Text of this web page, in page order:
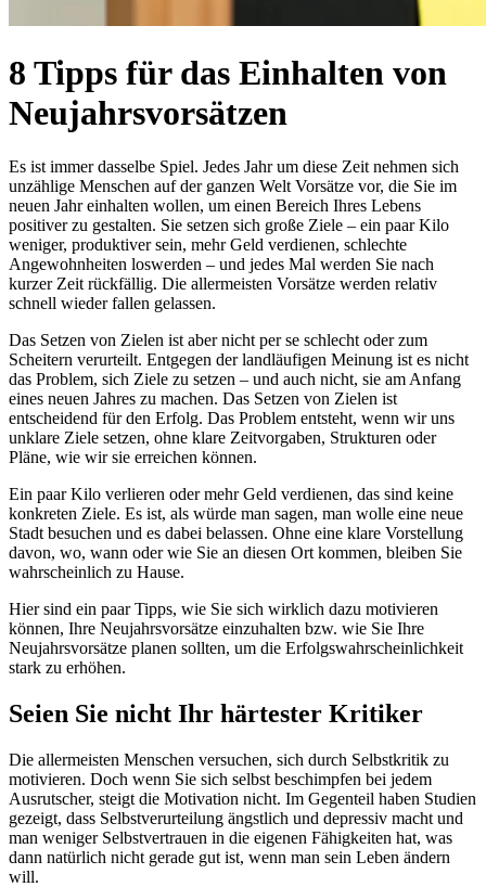
8 Tipps für das Einhalten von
Neujahrsvorsätzen
Es ist immer dasselbe Spiel. Jedes Jahr um diese Zeit nehmen sich
unzählige Menschen auf der ganzen Welt Vorsätze vor, die Sie im
neuen Jahr einhalten wollen, um einen Bereich Ihres Lebens
positiver zu gestalten. Sie setzen sich große Ziele – ein paar Kilo
weniger, produktiver sein, mehr Geld verdienen, schlechte
Angewohnheiten loswerden – und jedes Mal werden Sie nach
kurzer Zeit rückfällig. Die allermeisten Vorsätze werden relativ
schnell wieder fallen gelassen.
Das Setzen von Zielen ist aber nicht per se schlecht oder zum
Scheitern verurteilt. Entgegen der landläufigen Meinung ist es nicht
das Problem, sich Ziele zu setzen – und auch nicht, sie am Anfang
eines neuen Jahres zu machen. Das Setzen von Zielen ist
entscheidend für den Erfolg. Das Problem entsteht, wenn wir uns
unklare Ziele setzen, ohne klare Zeitvorgaben, Strukturen oder
Pläne, wie wir sie erreichen können.
Ein paar Kilo verlieren oder mehr Geld verdienen, das sind keine
konkreten Ziele. Es ist, als würde man sagen, man wolle eine neue
Stadt besuchen und es dabei belassen. Ohne eine klare Vorstellung
davon, wo, wann oder wie Sie an diesen Ort kommen, bleiben Sie
wahrscheinlich zu Hause.
Hier sind ein paar Tipps, wie Sie sich wirklich dazu motivieren
können, Ihre Neujahrsvorsätze einzuhalten bzw. wie Sie Ihre
Neujahrsvorsätze planen sollten, um die Erfolgswahrscheinlichkeit
stark zu erhöhen.
Seien Sie nicht Ihr härtester Kritiker
Die allermeisten Menschen versuchen, sich durch Selbstkritik zu
motivieren. Doch wenn Sie sich selbst beschimpfen bei jedem
Ausrutscher, steigt die Motivation nicht. Im Gegenteil haben Studien
gezeigt, dass Selbstverurteilung ängstlich und depressiv macht und
man weniger Selbstvertrauen in die eigenen Fähigkeiten hat, was
dann natürlich nicht gerade gut ist, wenn man sein Leben ändern
will.